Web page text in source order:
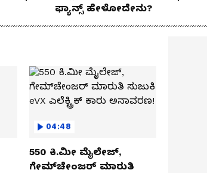
ಫ್ಯಾನ್ಸ್ ಹೇಳೋದೇನು?
04:48
550 ಕಿ.ಮೀ ಮೈಲೇಜ್,
ಗೇಮ್‌ಚೇಂಜರ್ ಮಾರುತಿ